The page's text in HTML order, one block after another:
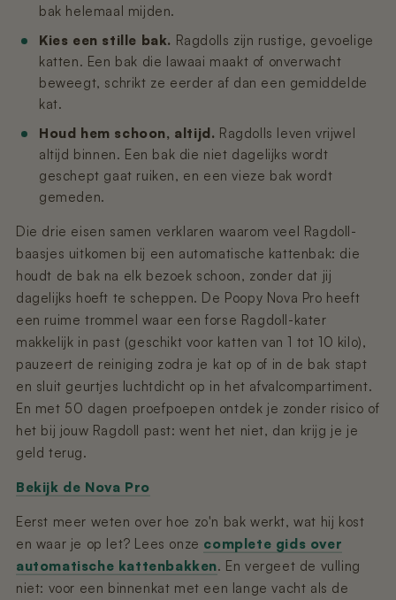
bak helemaal mijden.
Kies een stille bak. Ragdolls zijn rustige, gevoelige
katten. Een bak die lawaai maakt of onverwacht
beweegt, schrikt ze eerder af dan een gemiddelde
kat.
Houd hem schoon, altijd. Ragdolls leven vrijwel
altijd binnen. Een bak die niet dagelijks wordt
geschept gaat ruiken, en een vieze bak wordt
gemeden.
Die drie eisen samen verklaren waarom veel Ragdoll-
baasjes uitkomen bij een automatische kattenbak: die
houdt de bak na elk bezoek schoon, zonder dat jij
dagelijks hoeft te scheppen. De Poopy Nova Pro heeft
een ruime trommel waar een forse Ragdoll-kater
makkelijk in past (geschikt voor katten van 1 tot 10 kilo),
pauzeert de reiniging zodra je kat op of in de bak stapt
en sluit geurtjes luchtdicht op in het afvalcompartiment.
En met 50 dagen proefpoepen ontdek je zonder risico of
het bij jouw Ragdoll past: went het niet, dan krijg je je
geld terug.
Bekijk de Nova Pro
Eerst meer weten over hoe zo'n bak werkt, wat hij kost
en waar je op let? Lees onze complete gids over
automatische kattenbakken. En vergeet de vulling
niet: voor een binnenkat met een lange vacht als de